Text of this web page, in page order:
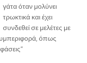
γάτα όταν μολύνει
τρωκτικά και έχει
συνδεθεί σε μελέτες με
όπως